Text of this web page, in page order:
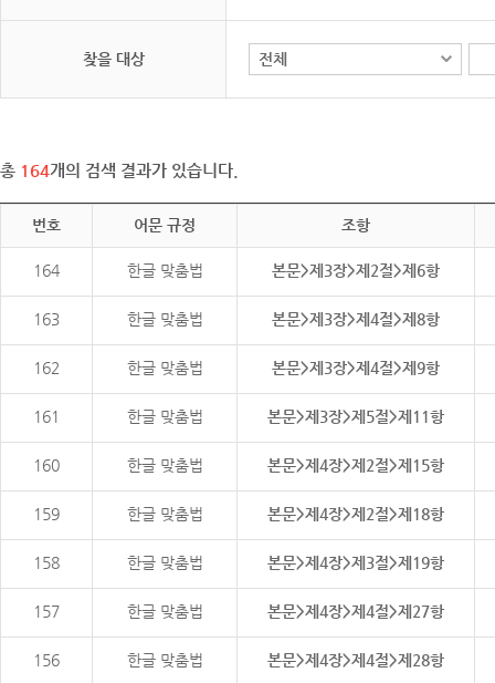
찾을 대상
총 164개의 검색 결과가 있습니다.
번호 어문 규정 조항
164 한글 맞춤법 본문>제3장>제2절>제6항
163 한글 맞춤법 본문>제3장>제4절>제8항
162 한글 맞춤법 본문>제3장>제4절>제9항
161 한글 맞춤법 본문>제3장>제5절>제11항
160 한글 맞춤법 본문>제4장>제2절>제15항
159 한글 맞춤법 본문>제4장>제2절>제18항
158 한글 맞춤법 본문>제4장>제3절>제19항
157 한글 맞춤법 본문>제4장>제4절>제27항
156 한글 맞춤법 본문>제4장>제4절>제28항